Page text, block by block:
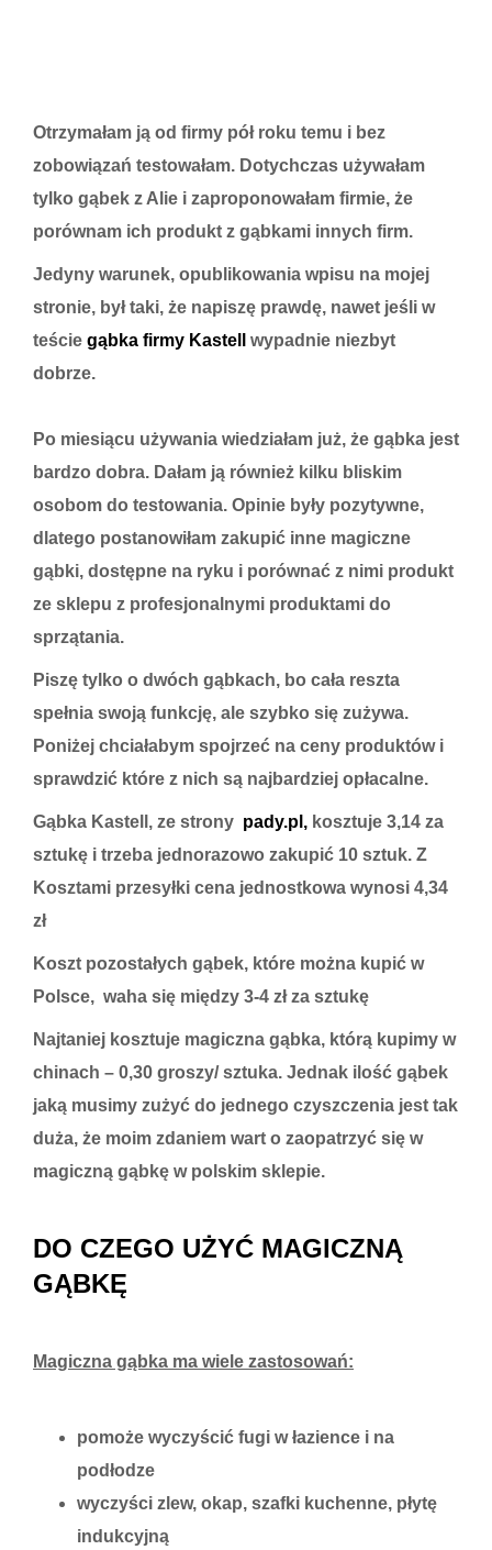
Otrzymałam ją od firmy pół roku temu i bez
zobowiązań testowałam. Dotychczas używałam
tylko gąbek z Alie i zaproponowałam firmie, że
porównam ich produkt z gąbkami innych firm.
Jedyny warunek, opublikowania wpisu na mojej
stronie, był taki, że napiszę prawdę, nawet jeśli w
teście gąbka firmy Kastell
wypadnie niezbyt
dobrze.
Po miesiącu używania wiedziałam już, że gąbka jest
bardzo dobra. Dałam ją również kilku bliskim
osobom do testowania. Opinie były pozytywne,
dlatego postanowiłam zakupić inne magiczne
gąbki, dostępne na ryku i porównać z nimi produkt
ze sklepu z profesjonalnymi produktami do
sprzątania.
Piszę tylko o dwóch gąbkach, bo cała reszta
spełnia swoją funkcję, ale szybko się zużywa.
Poniżej chciałabym spojrzeć na ceny produktów i
sprawdzić które z nich są najbardziej opłacalne.
Gąbka Kastell, ze strony pady.pl , kosztuje 3,14 za
sztukę i trzeba jednorazowo zakupić 10 sztuk. Z
Kosztami przesyłki cena jednostkowa wynosi 4,34
zł
Koszt pozostałych gąbek, które można kupić w
Polsce, waha się między 3-4 zł za sztukę
Najtaniej kosztuje magiczna gąbka, którą kupimy w
chinach – 0,30 groszy/ sztuka. Jednak ilość gąbek
jaką musimy zużyć do jednego czyszczenia jest tak
duża, że moim zdaniem wart o zaopatrzyć się w
magiczną gąbkę w polskim sklepie.
DO CZEGO UŻYĆ MAGICZNĄ
GĄBKĘ
Magiczna gąbka ma wiele zastosowań:
pomoże wyczyścić fugi w łazience i na
podłodze
wyczyści zlew, okap, szafki kuchenne, płytę
indukcyjną